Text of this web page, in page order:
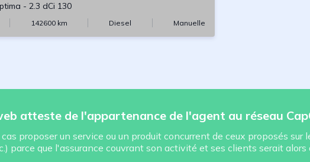
- 2.3 dCi 130
142600km Diesel Manuelle
atteste de l'appartenance de l'agent au réseau
proposer un service ou un produit concurrent de ceux proposés sur
parce que l'assurance couvrant son activité et ses clients serait alors